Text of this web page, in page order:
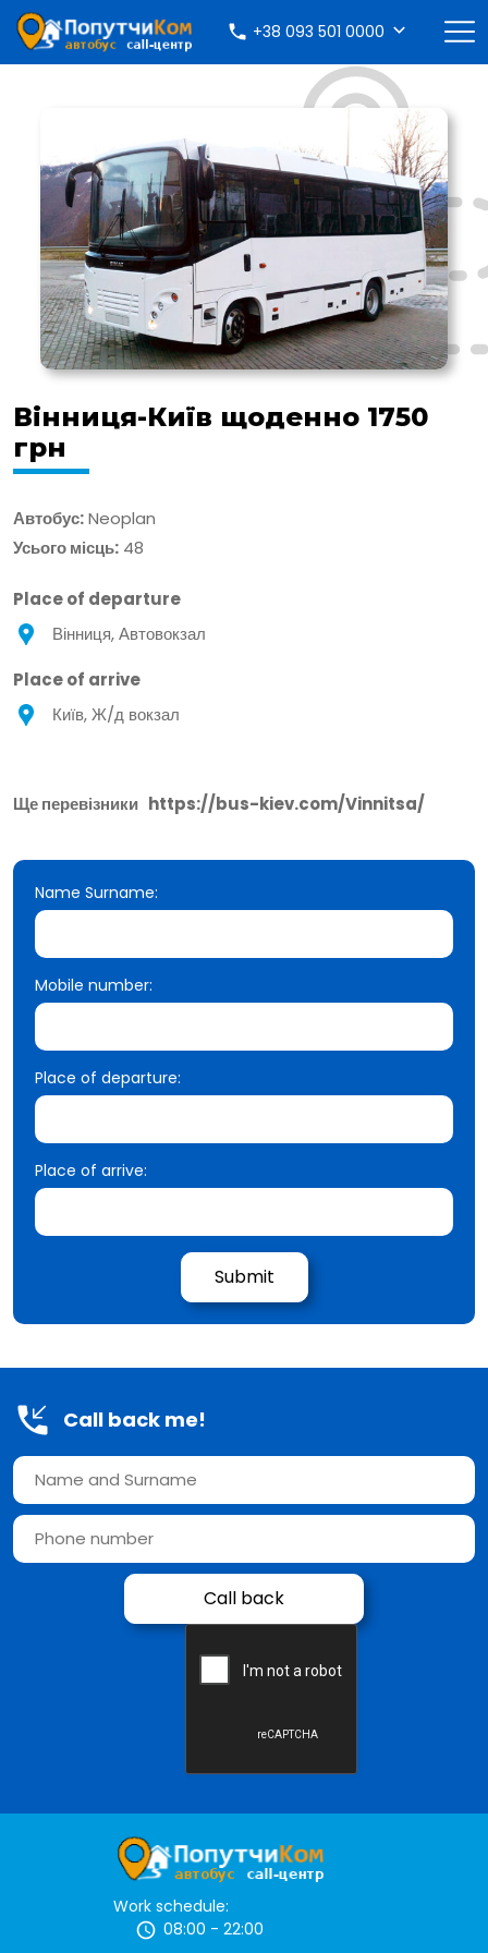
+38 093 501 0000
Вінниця-Київ щоденно 1750
грн
Автобус:Neoplan
Усього місць: 48
Place of departure
Вінниця, Автовокзал
Place of arrive
Київ, Ж/д вокзал
Ще перевізники https://bus-kiev.com/Vinnitsa/
Name Surname:
Mobile number:
Place of departure:
Place of arrive:
Call back me!
Work schedule:
08:00 - 22:00